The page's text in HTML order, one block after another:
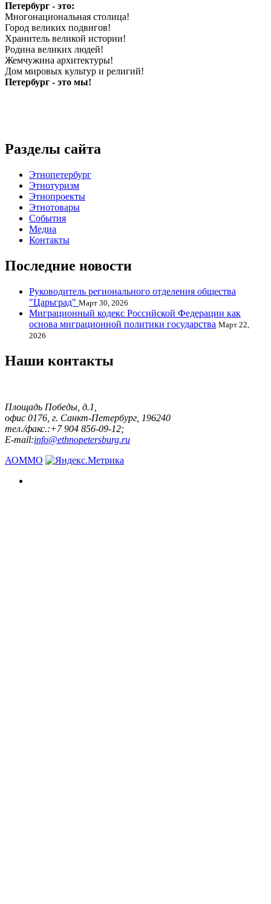
Петербург - это:
Многонациональная столица!
Город великих подвигов!
Хранитель великой истории!
Родина великих людей!
Жемчужина архитектуры!
Дом мировых культур и религий!
Петербург - это мы!
Разделы сайта
Этнопетербург
Этнотуризм
Этнопроекты
Этнотовары
События
Медиа
Контакты
Последние новости
Руководитель регионального отделения общества
"Царьград" Март 30, 2026
Миграционный кодекс Российской Федерации как
основа миграционной политики государства Март 22,
2026
Наши контакты
Площадь Победы, д.1,
офис 0176, г. Санкт-Петербург, 196240
тел./факс.:+7 904 856-09-12;
E-mail:info@ethnopetersburg.ru
АОММО